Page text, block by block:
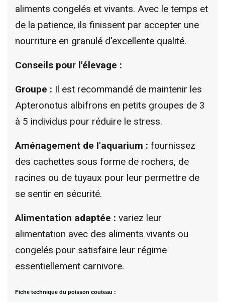
aliments congelés et vivants. Avec le temps et
de la patience, ils finissent par accepter une
nourriture en granulé d'excellente qualité.
Conseils pour l'élevage :
Groupe : Il est recommandé de maintenir les
Apteronotus albifrons en petits groupes de 3
à 5 individus pour réduire le stress.
Aménagement de l'aquarium : fournissez
des cachettes sous forme de rochers, de
racines ou de tuyaux pour leur permettre de
se sentir en sécurité.
Alimentation adaptée : variez leur
alimentation avec des aliments vivants ou
congelés pour satisfaire leur régime
essentiellement carnivore.
Fiche technique du poisson couteau :